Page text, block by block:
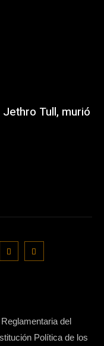
Tull, murió
del
Política de los